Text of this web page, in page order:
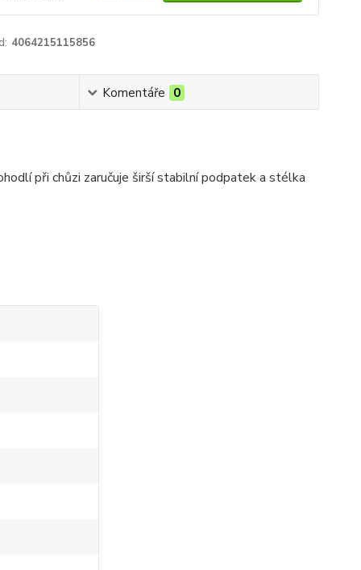
4064215115856
Komentáře 0
při chůzi zaručuje širší stabilní podpatek a stélka